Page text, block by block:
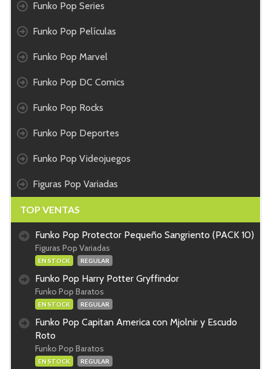
Funko Pop Series
Funko Pop Películas
Funko Pop Marvel
Funko Pop DC Comics
Funko Pop Rocks
Funko Pop Deportes
Funko Pop Videojuegos
Figuras Pop Variadas
TOP VENTAS
Funko Pop Protector Pequeño Sangriento (PACK 10)
Figuras Pop Variadas
EN STOCK REGULAR
Funko Pop Harry Potter Gryffindor
Funko Pop Baratos
EN STOCK REGULAR
Funko Pop Capitan America con Mjolnir y Escudo
Roto
Funko Pop Baratos
EN STOCK REGULAR